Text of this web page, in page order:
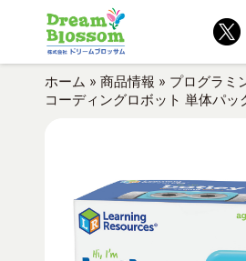
ホーム » 商品情報 » プログラミ
コーディングロボット 単体パッ